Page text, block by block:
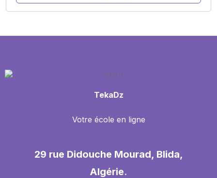
TekaDz
Votre école en ligne
29 rue Didouche Mourad, Blida,
Algérie.